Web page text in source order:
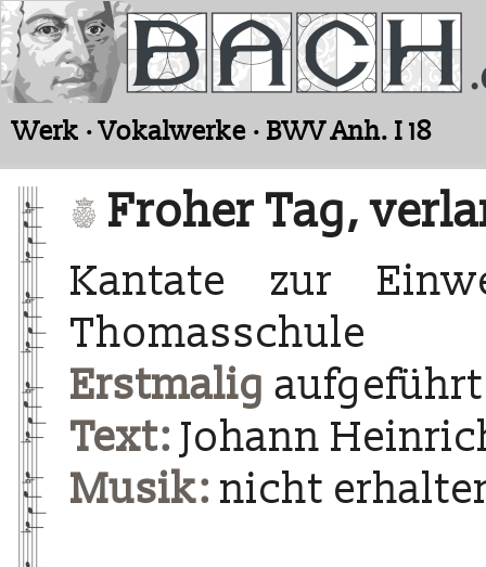
Werk · Vokalwerke · BWV Anh. I 18
Froher Tag,
Kantate zur
Thomasschule
Erstmalig aufgeführt
Text: Johann
Musik: nicht